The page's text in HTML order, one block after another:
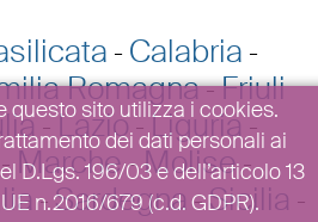
- Calabria -
Romagna-Friuli
-Lazio-Liguria-
Marche-Molise-
-Sardegna-Sicilia -
questo sito utilizza i cookies.
dei dati personali ai
D.Lgs. 196/03 e dell’articolo 13
n.2016/679 (c.d. GDPR).